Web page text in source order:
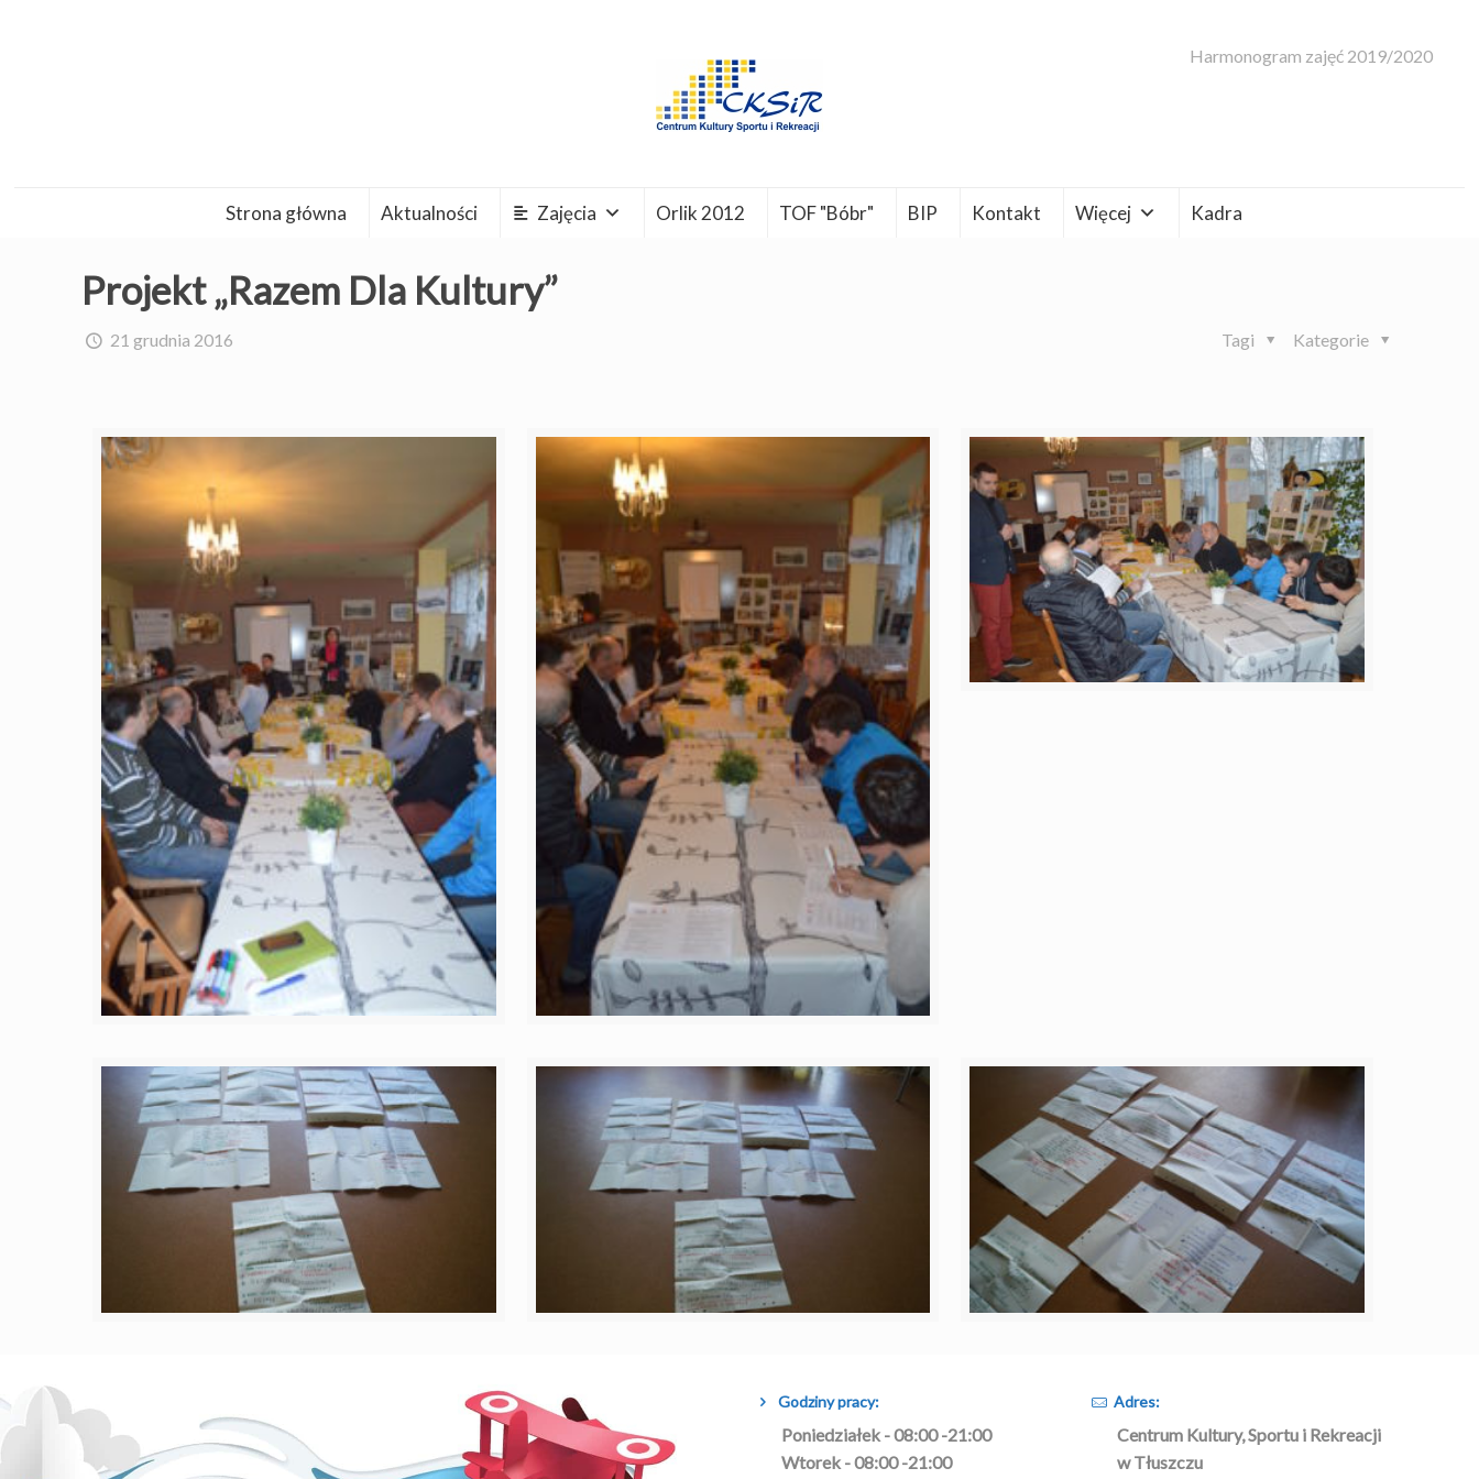
Strona główna Aktualności Zajęcia Orlik 2012 TOF "Bóbr" BIP Kontakt Więcej Kadra
Harmonogram zajęć 2019/2020
Projekt „Razem Dla Kultury”
21 grudnia 2016 Kategorie
Tagi
Godziny pracy:
Poniedziałek - 08:00 -21:00
Wtorek - 08:00 -21:00
Adres:
Centrum Kultury, Sportu i Rekreacji
w Tłuszczu